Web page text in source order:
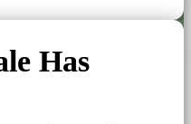
Has